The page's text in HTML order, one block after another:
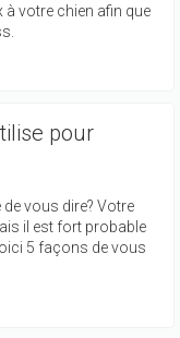
votre chien afin que
pour
vous dire? Votre
il est fort probable
5 façons de vous